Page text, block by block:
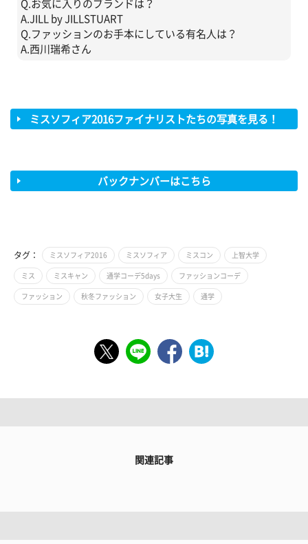
Q.お気に入りのブランドは？
A.JILL by JILLSTUART
Q.ファッションのお手本にしている有名人は？
A.西川瑞希さん
ミスソフィア2016ファイナリストたちの写真を見る！
バックナンバーはこちら
タグ： ミスソフィア2016 ミスソフィア ミスコン 上智大学
ミス ミスキャン 通学コーデ5days ファッションコーデ
ファッション 秋冬ファッション 女子大生 通学
関連記事